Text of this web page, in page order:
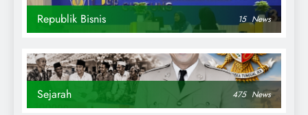
Republik Bisnis 15 News
Sejarah 475 News